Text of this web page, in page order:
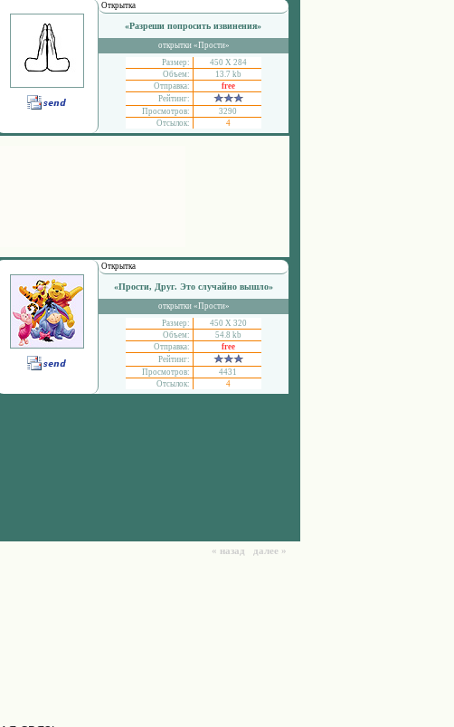
Открытка
«Разреши попросить извинения»
открытки «Прости»
Размер:
450 Х 284
Объем:
13.7 kb
Отправка:
free
Рейтинг:
Просмотров:
3290
Отсылок:
4
Открытка
«Прости, Друг. Это случайно вышло»
открытки «Прости»
Размер:
450 Х 320
Объем:
54.8 kb
Отправка:
free
Рейтинг:
Просмотров:
4431
Отсылок:
4
« назад далее »